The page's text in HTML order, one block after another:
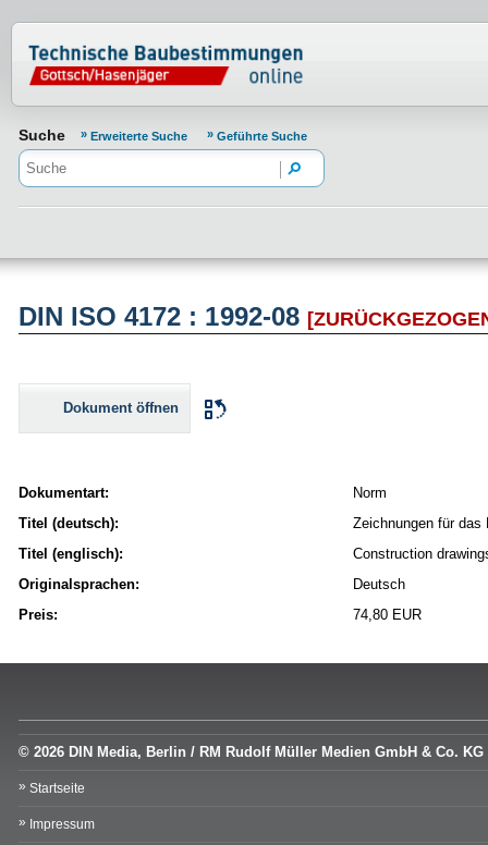
Normenportal Barrierefreiheit
Suche Erweiterte Suche Geführte Suche
DIN ISO 4172 : 1992-08
Dokument öffnen
Dokumentart:
Norm
Titel (deutsch):
Zeichnungen für das
Titel (englisch):
Construction
Originalsprachen:
Deutsch
Preis:
74,80 EUR
© 2026 DIN Media, Berlin / RM Rudolf Müller Medien GmbH & Co. KG
Startseite
Impressum